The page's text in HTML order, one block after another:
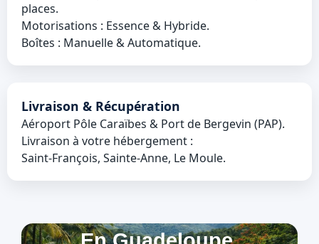
places.
Motorisations : Essence & Hybride.
Boîtes : Manuelle & Automatique.
Livraison & Récupération
Aéroport Pôle Caraïbes & Port de Bergevin (PAP).
Livraison à votre hébergement :
Saint‑François, Sainte‑Anne, Le Moule.